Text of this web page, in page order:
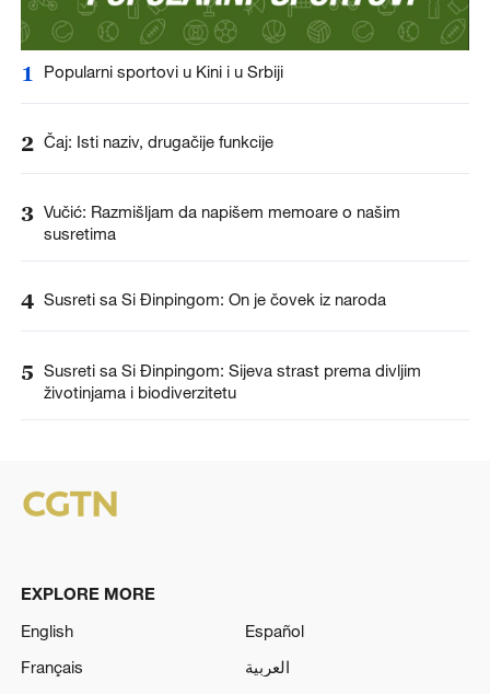
1 Popularni sportovi u Kini i u Srbiji
2 Čaj: Isti naziv, drugačije funkcije
3 Vučić: Razmišljam da napišem memoare o našim
susretima
4 Susreti sa Si Đinpingom: On je čovek iz naroda
5 Susreti sa Si Đinpingom: Sijeva strast prema divljim
životinjama i biodiverzitetu
EXPLORE MORE
English
Español
Français
العربية